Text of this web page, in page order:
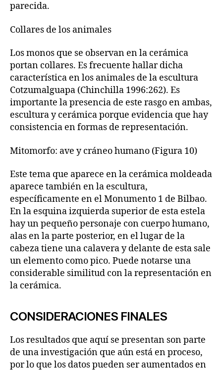
parecida.
Collares de los animales
Los monos que se observan en la cerámica
portan collares. Es frecuente hallar dicha
característica en los animales de la escultura
Cotzumalguapa (Chinchilla 1996:262). Es
importante la presencia de este rasgo en ambas,
escultura y cerámica porque evidencia que hay
consistencia en formas de representación.
Mitomorfo: ave y cráneo humano (Figura 10)
Este tema que aparece en la cerámica moldeada
aparece también en la escultura,
específicamente en el Monumento 1 de Bilbao.
En la esquina izquierda superior de esta estela
hay un pequeño personaje con cuerpo humano,
alas en la parte posterior, en el lugar de la
cabeza tiene una calavera y delante de esta sale
un elemento como pico. Puede notarse una
considerable similitud con la representación en
la cerámica.
CONSIDERACIONES FINALES
Los resultados que aquí se presentan son parte
de una investigación que aún está en proceso,
por lo que los datos pueden ser aumentados en